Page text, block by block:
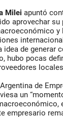
Milei apuntó
aprovechar
de generar
hubo pocas
de
un
empresario